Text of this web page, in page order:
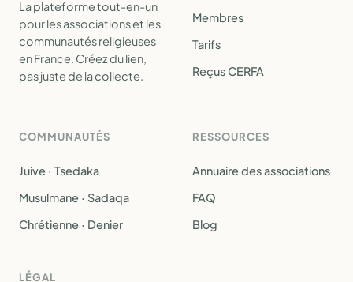
La plateforme tout-en-un
pour les associations et les
communautés religieuses
en France. Créez du lien,
pas juste de la collecte.
Membres
Tarifs
Reçus CERFA
COMMUNAUTÉS
Juive · Tsedaka
Musulmane · Sadaqa
Chrétienne · Denier
RESSOURCES
Annuaire des associations
FAQ
Blog
LÉGAL